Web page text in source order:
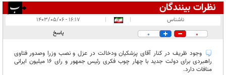
نظرات بینندگان
در انتظار بررسی:
ناشناس |
|
۱۶:۱۷ - ۱۴۰۳/۰۵/۰۶
0
0 پاسخ
وجود ظریف در کنار آقای پزشکیان ودخالت در عزل و نصب وزرا وصدور فتاوی
راهبردی برای دولت جدید با چهار چوب فکری رئیس جمهور و رای 16 میلیون ایرانی
منافات دارد.